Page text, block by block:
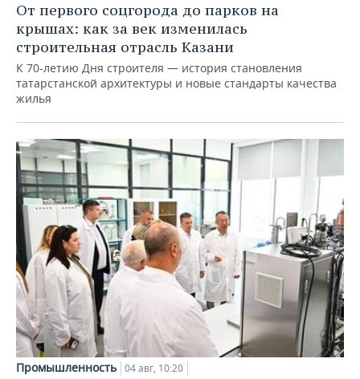
От первого соцгорода до парков на
крышах: как за век изменилась
строительная отрасль Казани
К 70-летию Дня строителя — история становления
татарстанской архитектуры и новые стандарты качества
жилья
Промышленность 04 авг, 10:20